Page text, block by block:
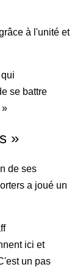
à l'unité et
se battre
»
»
de ses
a joué un
ici et
un pas